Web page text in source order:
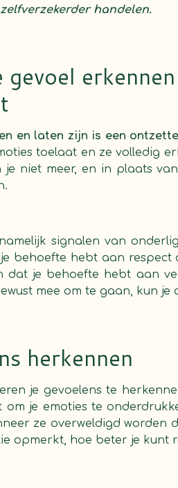
handelen.
gevoel
en laten zijn is een
toelaat en ze volledig
je niet meer, en in plaats
signalen van
behoefte hebt aan respect
dat je behoefte hebt aan
mee om te gaan, kun je
herkennen
je gevoelens te
om je emoties te
ze overweldigd worden
opmerkt, hoe beter je kunt